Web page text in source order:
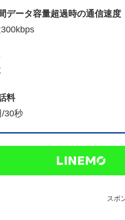
データ容量超過時の通信速度
料
/30秒
スポ